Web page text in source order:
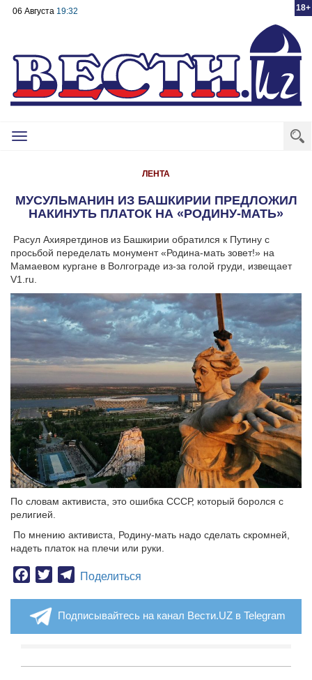
18+
06 Августа 19:32
Toggle
ЛЕНТА
МУСУЛЬМАНИН ИЗ БАШКИРИИ ПРЕДЛОЖИЛ
НАКИНУТЬ ПЛАТОК НА «РОДИНУ-МАТЬ»
Расул Ахияретдинов из Башкирии обратился к Путину с
просьбой переделать монумент «Родина-мать зовет!» на
Мамаевом кургане в Волгограде из-за голой груди, извещает
V1.ru.
По словам активиста, это ошибка СССР, который боролся с
религией.
По мнению активиста, Родину-мать надо сделать скромней,
надеть платок на плечи или руки.
Facebook
TwitterTelegram
Поделиться
Подписывайтесь на канал Вести.UZ в Telegram